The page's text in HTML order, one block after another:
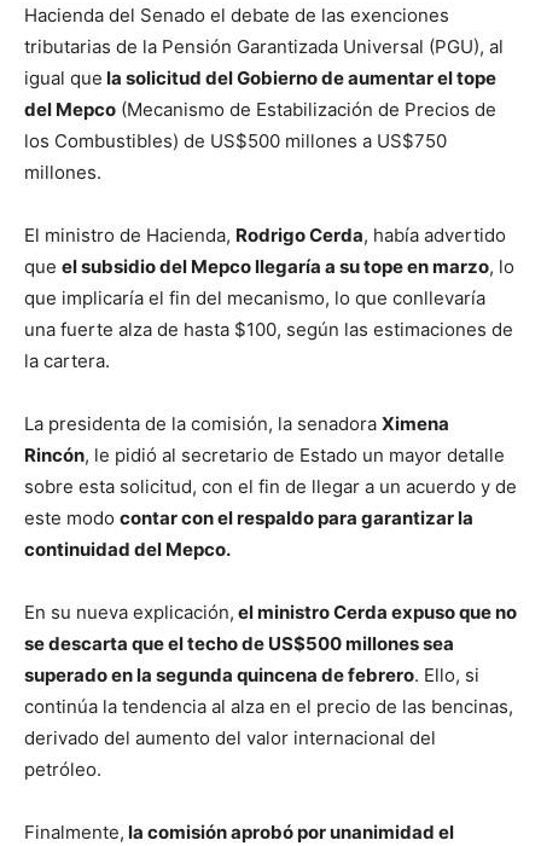
Hacienda del Senado el debate de las exenciones
tributarias de la Pensión Garantizada Universal (PGU), al
igual que la solicitud del Gobierno de aumentar el tope
del Mepco (Mecanismo de Estabilización de Precios de
los Combustibles) de US$500 millones a US$750
millones.
El ministro de Hacienda, Rodrigo Cerda, había advertido
que el subsidio del Mepco llegaría a su tope en marzo, lo
que implicaría el fin del mecanismo, lo que conllevaría
una fuerte alza de hasta $100, según las estimaciones de
la cartera.
La presidenta de la comisión, la senadora Ximena
Rincón, le pidió al secretario de Estado un mayor detalle
sobre esta solicitud, con el fin de llegar a un acuerdo y de
este modo contar con el respaldo para garantizar la
continuidad del Mepco.
En su nueva explicación, el ministro Cerda expuso que no
se descarta que el techo de US$500 millones sea
superado en la segunda quincena de febrero. Ello, si
continúa la tendencia al alza en el precio de las bencinas,
derivado del aumento del valor internacional del
petróleo.
Finalmente, la comisión aprobó por unanimidad el